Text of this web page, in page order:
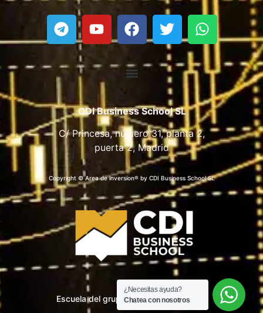
CDI Business School SL
C/ Princesa, número 31, planta 2,
puerta 2, Madrid
Copyright © Area de inversion® by CDI Business School SL
Escuela del grupo CDI Business School
¿Necesitas ayuda?
Chatea con nosotros